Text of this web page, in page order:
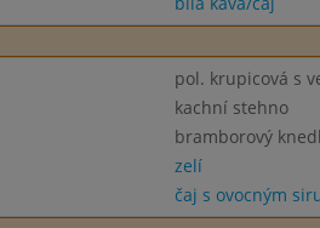
pol. krupicová s
kachní stehno
bramborový
zelí
čaj s ovocným